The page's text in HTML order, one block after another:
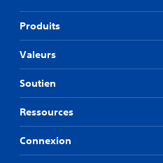
Produits
Valeurs
Soutien
Ressources
Connexion